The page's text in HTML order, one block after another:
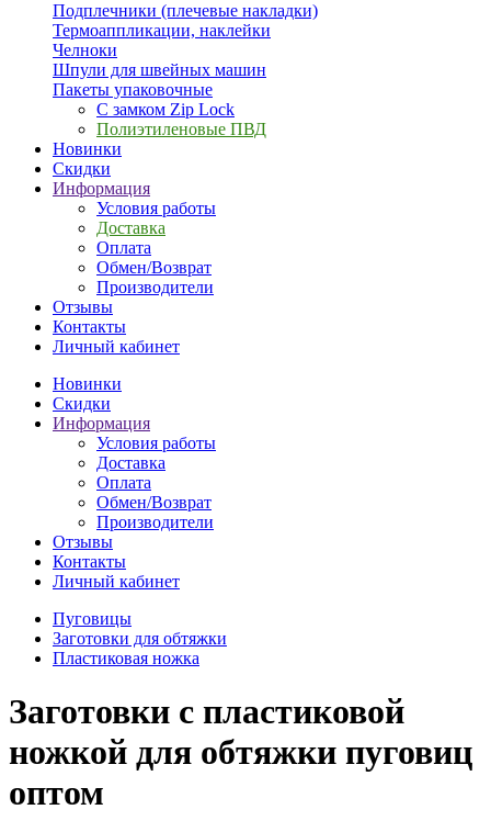
Подплечники (плечевые накладки)
Термоаппликации, наклейки
Челноки
Шпули для швейных машин
Пакеты упаковочные
С замком Zip Lock
Полиэтиленовые ПВД
Новинки
Скидки
Информация
Условия работы
Доставка
Оплата
Обмен/Возврат
Производители
Отзывы
Контакты
Личный кабинет
Новинки
Скидки
Информация
Условия работы
Доставка
Оплата
Обмен/Возврат
Производители
Отзывы
Контакты
Личный кабинет
Пуговицы
Заготовки для обтяжки
Пластиковая ножка
Заготовки с пластиковой
ножкой для обтяжки пуговиц
оптом